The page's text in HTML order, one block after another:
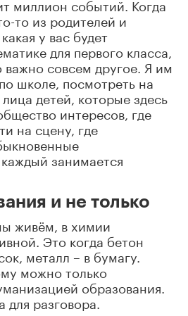
миллион событий. Когда
то из родителей и
у вас будет
для первого класса,
совсем другое. Я им
школе, посмотреть на
детей, которые здесь
интересов, где
на сцену, где
занимается
и не только
живём, в химии
Это когда бетон
металл – в бумагу.
можно только
образования.
для разговора.